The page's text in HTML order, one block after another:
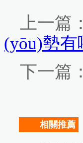
上一篇：
(yōu)勢有
下一篇：
相關推薦